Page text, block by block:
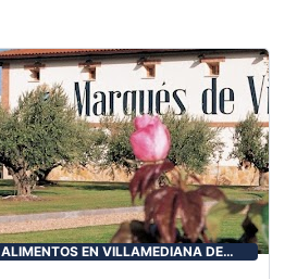
ALIMENTOS EN VILLAMEDIANA DE